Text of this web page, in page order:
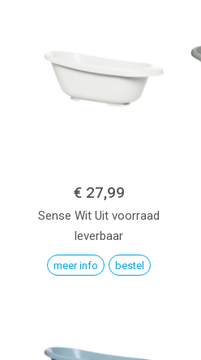
€ 27,99
Sense Wit Uit voorraad
leverbaar
meer info bestel